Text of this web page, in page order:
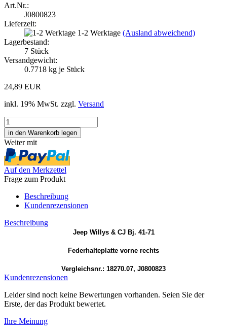
Art.Nr.:
J0800823
Lieferzeit:
1-2 Werktage (Ausland abweichend)
Lagerbestand:
7 Stück
Versandgewicht:
0.7718 kg je Stück
24,89 EUR
inkl. 19% MwSt. zzgl. Versand
Weiter mit
Auf den Merkzettel
Frage zum Produkt
Beschreibung
Kundenrezensionen
Beschreibung
Jeep Willys & CJ Bj. 41-71
Federhalteplatte vorne rechts
Vergleichsnr.: 18270.07, J0800823
Kundenrezensionen
Leider sind noch keine Bewertungen vorhanden. Seien Sie der
Erste, der das Produkt bewertet.
Ihre Meinung